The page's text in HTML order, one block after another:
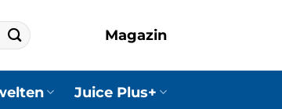
Magazin
Juice Plus+